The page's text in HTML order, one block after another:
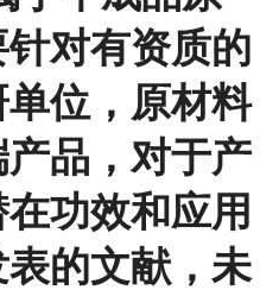
对有资质的
位，原材料
品，对于产
功效和应用
的文献，未